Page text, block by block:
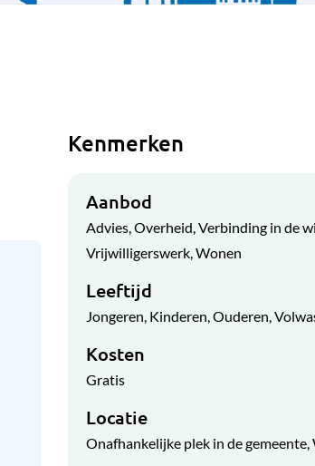
Kenmerken
Aanbod
Advies Overheid Verbinding in de
Vrijwilligerswerk Wonen
Leeftijd
Jongeren Kinderen Ouderen
Kosten
Gratis
Locatie
Onafhankelijke plek in de gemeente